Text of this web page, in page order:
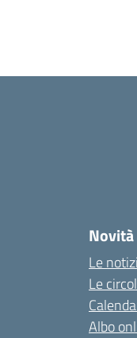
Novità
Le
Le
Albo